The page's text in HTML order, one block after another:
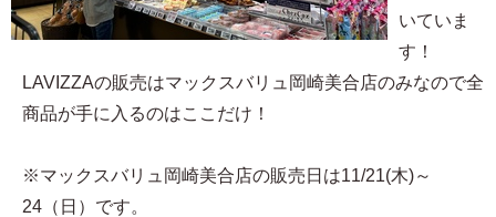
いていま
す！
LAVIZZAの販売はマックスバリュ岡崎美合店のみなので全
商品が手に入るのはここだけ！
※マックスバリュ岡崎美合店の販売日は11/21(木)～
24（日）です。